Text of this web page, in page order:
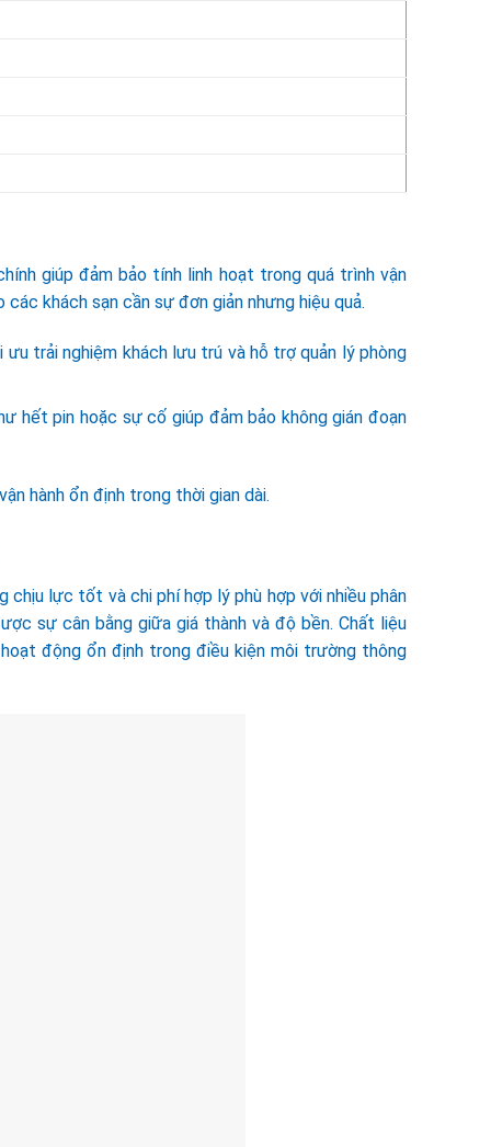
giúp đảm bảo tính linh hoạt trong quá trình vận
khách sạn cần sự đơn giản nhưng hiệu quả.
trải nghiệm khách lưu trú và hỗ trợ quản lý phòng
hết pin hoặc sự cố giúp đảm bảo không gián đoạn
hành ổn định trong thời gian dài.
chịu lực tốt và chi phí hợp lý phù hợp với nhiều phân
sự cân bằng giữa giá thành và độ bền. Chất liệu
động ổn định trong điều kiện môi trường thông